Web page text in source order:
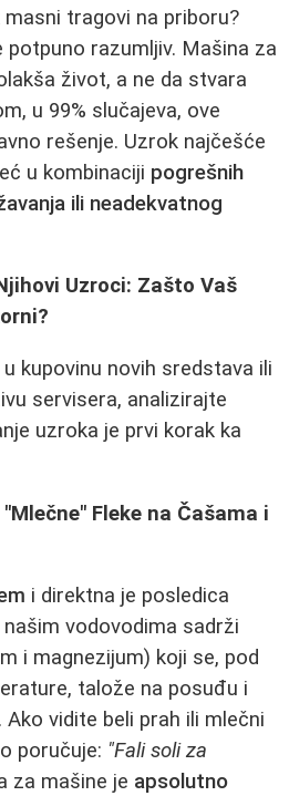
tragovi na priboru?
potpuno razumljiv. Mašina za
život, a ne da stvara
u 99% slučajeva, ove
rešenje. Uzrok najčešće
u kombinaciji pogrešnih
ili neadekvatnog
Uzroci: Zašto Vaš
kupovinu novih sredstava ili
servisera, analizirajte
uzroka je prvi korak ka
Fleke na Čašama i
i direktna je posledica
vodovodima sadrži
i magnezijum) koji se, pod
talože na posuđu i
vidite beli prah ili mlečni
poručuje: "Fali soli za
za mašine je apsolutno